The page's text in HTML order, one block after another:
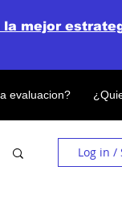
evaluacion?
mejor
Log in /